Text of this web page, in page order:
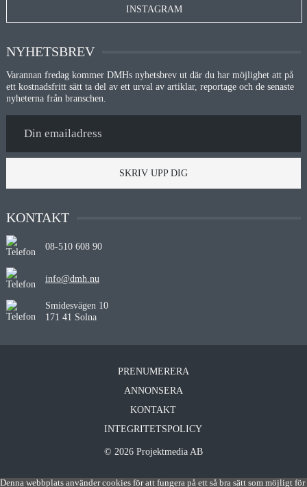
INSTAGRAM
NYHETSBREV
Varannan fredag kommer DMHs nyhetsbrev ut där du har möjlighet att på
ett kostnadsfritt sätt ta del av ett urval av artiklar, reportage och de senaste
nyheterna från branschen.
SKRIV UPP DIG
KONTAKT
08-510 608 90
info@dmh.nu
Smidesvägen 10
171 41 Solna
PRENUMERERA
ANNONSERA
KONTAKT
INTEGRITETSPOLICY
© 2026 Projektmedia AB
Denna webbplats använder cookies för att fungera på ett så bra sätt som möjligt för